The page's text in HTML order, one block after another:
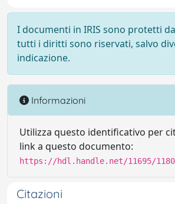
I documenti in IRIS sono protetti
tutti i diritti sono riservati, salvo
indicazione.
Informazioni
Utilizza questo identificativo per
link a questo documento:
https://hdl.handle.net/11695/
Citazioni